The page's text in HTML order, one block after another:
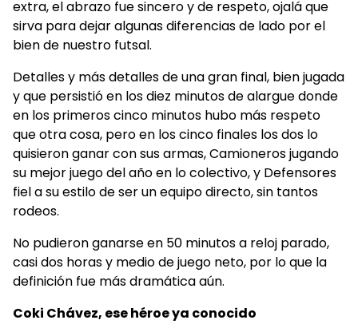
extra, el abrazo fue sincero y de respeto, ojalá que
sirva para dejar algunas diferencias de lado por el
bien de nuestro futsal.
Detalles y más detalles de una gran final, bien jugada
y que persistió en los diez minutos de alargue donde
en los primeros cinco minutos hubo más respeto
que otra cosa, pero en los cinco finales los dos lo
quisieron ganar con sus armas, Camioneros jugando
su mejor juego del año en lo colectivo, y Defensores
fiel a su estilo de ser un equipo directo, sin tantos
rodeos.
No pudieron ganarse en 50 minutos a reloj parado,
casi dos horas y medio de juego neto, por lo que la
definición fue más dramática aún.
Coki Chávez, ese héroe ya conocido